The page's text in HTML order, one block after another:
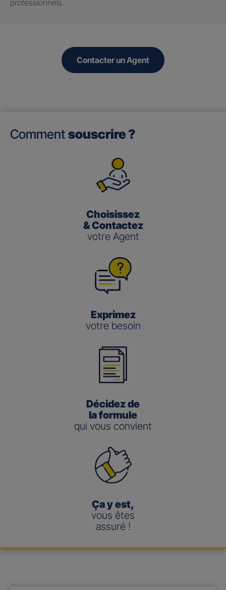
professionnels.
Contacter un Agent
Comment souscrire ?
Choisissez
& Contactez
votre Agent
Exprimez
votre besoin
Décidez de
la formule
qui vous convient
Ça y est,
vous êtes
assuré !